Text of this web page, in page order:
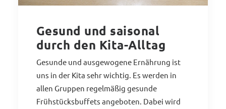
Gesund und saisonal
durch den Kita-Alltag
Gesunde und ausgewogene Ernährung ist
uns in der Kita sehr wichtig. Es werden in
allen Gruppen regelmäßig gesunde
Frühstücksbuffets angeboten. Dabei wird